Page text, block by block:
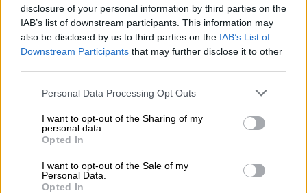
disclosure of your personal information by third parties on the
IAB’s list of downstream participants. This information may
also be disclosed by us to third parties on the IAB’s List of
Downstream Participants that may further disclose it to other
Please note that this website/app uses one or more Google
not limited to your visit or usage behaviour. You may click to
grant or deny consent to Google and its third-party tags to
use your data for below specified purposes in below Google
consent section.
Personal Data Processing Opt Outs
I want to opt-out of the Sharing of my
personal data.
Opted In
I want to opt-out of the Sale of my
Personal Data.
Opted In
Ελλάδα|31.10.2025 10:56
Σε σοβαρή κατάσταση η 72χρονη που
παρασύρθηκε από λεωφορείο στον
Πειραιά - Της ακρωτηρίασαν το πόδι
Η γυναίκα υπέστη ακρωτηριασμό στο πόδι
και νοσηλεύεται διασωληνωμένη στο
Αττικό νοσοκομείο